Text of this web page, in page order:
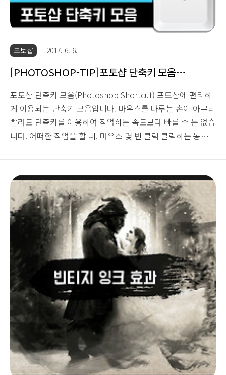
포토샵 2017. 6. 6.
[PHOTOSHOP-TIP]포토샵 단축키 모음
포토샵 단축키 모음(Photoshop Shortcut) 포토샵에 편리하
게 이용되는 단축키 모음입니다. 마우스를 다루는 손이 아무리
빨라도 단축키를 이용하여 작업하는 속도보다 빠를 수 는 없습
니다. 어떠한 작업을 할 때, 마우스 몇 번 클릭 클릭하는 동안
속도향상에 큰 도움이 됩니다. 가끔 포토샵 능력자들이 작품을
만드는 영상을 보면, 마우스 커서는 거의 움직이지 않지만 화
면상에서 바쁘게 이런 저런 작업들이 진행되는 것을 본적이 있
을 것입니다. 능력자들은 마우스를 움직이는 손만큼이나 단축
키를 두드리는 반대편 손 역시 빠릅니다. 지금은 단축키를 하
나도 모르더라도 차근차근 단축키를 쓰 버릇하..